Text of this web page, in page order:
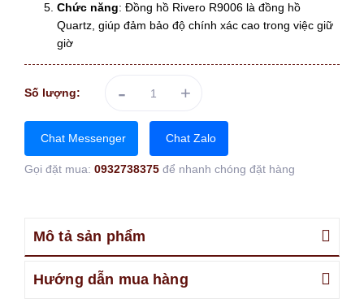
Chức năng: Đồng hồ Rivero R9006 là đồng hồ
Quartz, giúp đảm bảo độ chính xác cao trong việc giữ
giờ
Số lượng: - +
Chat Messenger Chat Zalo
Gọi đặt mua: 0932738375 để nhanh chóng đặt hàng
Mô tả sản phẩm
Hướng dẫn mua hàng